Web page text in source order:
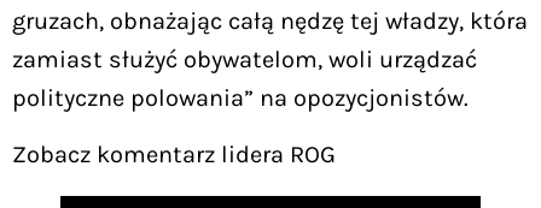
gruzach, obnażając całą nędzę tej władzy, która
zamiast służyć obywatelom, woli urządzać
polityczne polowania” na opozycjonistów.
Zobacz komentarz lidera ROG